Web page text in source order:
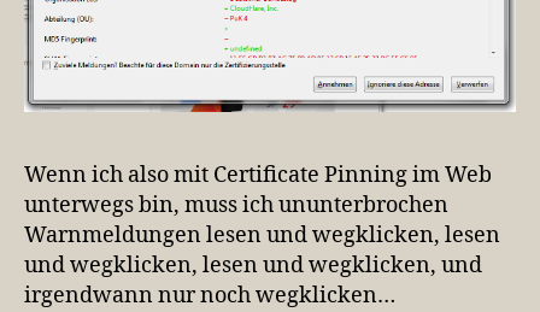
Wenn ich also mit Certificate Pinning im Web
unterwegs bin, muss ich ununterbrochen
Warnmeldungen lesen und wegklicken, lesen
und wegklicken, lesen und wegklicken, und
irgendwann nur noch wegklicken…